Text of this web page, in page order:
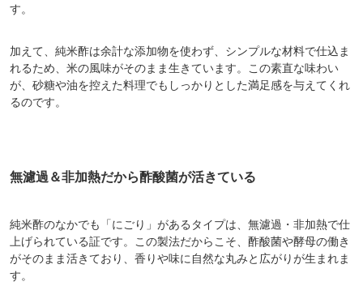
す。
加えて、純米酢は余計な添加物を使わず、シンプルな材料で仕込ま
れるため、米の風味がそのまま生きています。この素直な味わい
が、砂糖や油を控えた料理でもしっかりとした満足感を与えてくれ
るのです。
無濾過＆非加熱だから酢酸菌が活きている
純米酢のなかでも「にごり」があるタイプは、無濾過・非加熱で仕
上げられている証です。この製法だからこそ、酢酸菌や酵母の働き
がそのまま活きており、香りや味に自然な丸みと広がりが生まれま
す。